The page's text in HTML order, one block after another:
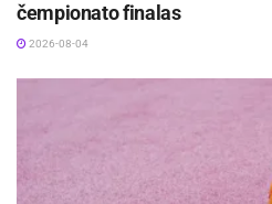
Kauno rajone,
čempionato finalas
2026-08-04